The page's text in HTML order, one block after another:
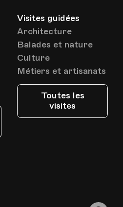
Visites guidées
Architecture
Balades et nature
Culture
Métiers et artisanats
Toutes les
visites